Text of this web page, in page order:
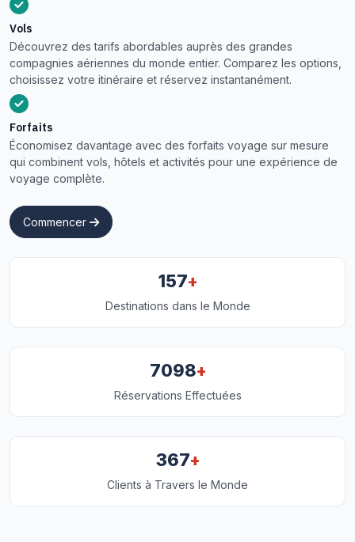
Vols
Découvrez des tarifs abordables auprès des grandes
compagnies aériennes du monde entier. Comparez les options,
choisissez votre itinéraire et réservez instantanément.
Forfaits
Économisez davantage avec des forfaits voyage sur mesure
qui combinent vols, hôtels et activités pour une expérience de
voyage complète.
Commencer
157+
Destinations dans le Monde
7098+
Réservations Effectuées
367+
Clients à Travers le Monde